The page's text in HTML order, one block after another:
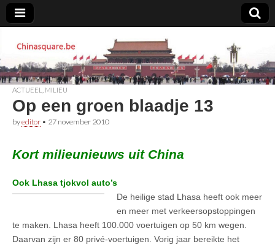
Chinasquare.be
ACTUEEL MILIEU
Op een groen blaadje 13
byeditor • 27 november 2010
Kort milieunieuws uit China
Ook Lhasa tjokvol auto’s
De heilige stad Lhasa heeft ook meer
en meer met verkeersopstoppingen
te maken. Lhasa heeft 100.000 voertuigen op 50 km wegen.
Daarvan zijn er 80 privé-voertuigen. Vorig jaar bereikte het